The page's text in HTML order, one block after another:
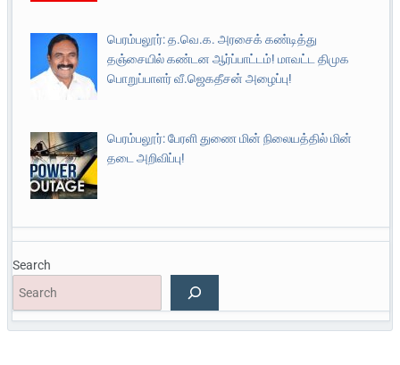
பெரம்பலூர்: த.வெ.க. அரசைக் கண்டித்து
தஞ்சையில் கண்டன ஆர்ப்பாட்டம்! மாவட்ட திமுக
பொறுப்பாளர் வீ.ஜெகதீசன் அழைப்பு!
பெரம்பலூர்: பேரளி துணை மின் நிலையத்தில் மின்
தடை அறிவிப்பு!
Search